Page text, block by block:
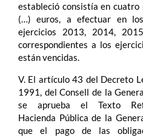
estableció consistía en
(…) euros, a efectuar en
ejercicios 2013, 2014,
correspondientes a los
están vencidas.
V. El artículo 43 del Decreto
1991, del Consell de la
se aprueba el Texto
Hacienda Pública de la
que el pago de las